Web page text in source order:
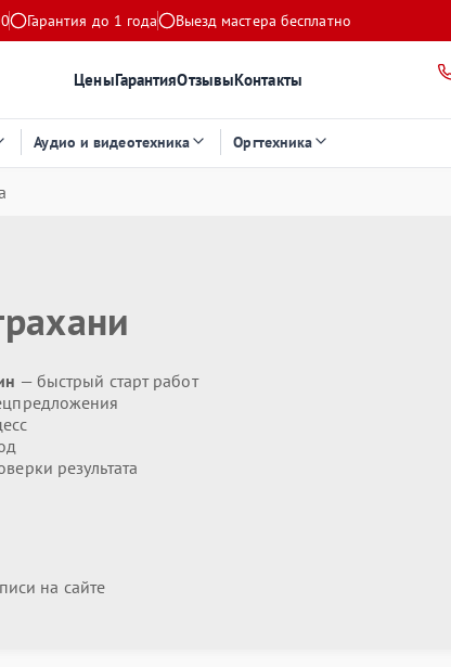
Гарантия до 1 года Выезд мастера бесплатно
ЦеныГарантияОтзывыКонтакты
Аудио и видеотехника Оргтехника
— быстрый старт работ
результата
на сайте